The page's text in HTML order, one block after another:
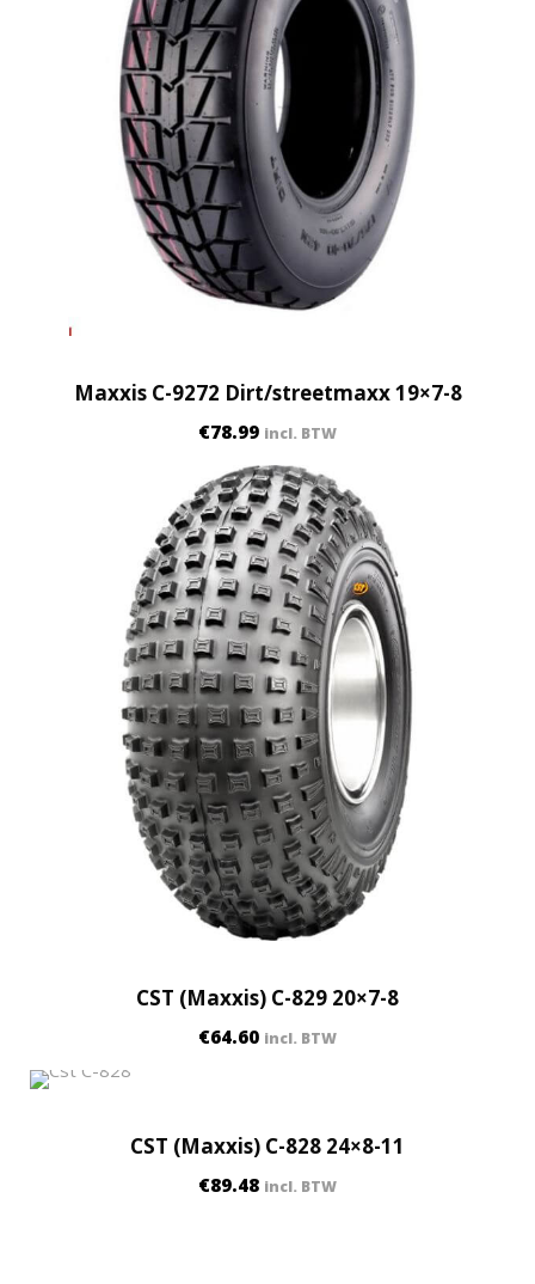
Maxxis C-9272 Dirt/streetmaxx 19×7-8
€78.99 incl. BTW
CST (Maxxis) C-829 20×7-8
€64.60 incl. BTW
CST (Maxxis) C-828 24×8-11
€89.48 incl. BTW